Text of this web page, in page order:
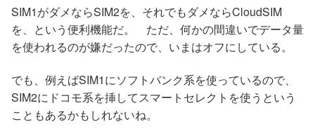
SIM1がダメならSIM2を、それでもダメならCloudSIM
を、という便利機能だ。 ただ、何かの間違いでデータ量
を使われるのが嫌だったので、いまはオフにしている。
でも、例えばSIM1にソフトバンク系を使っているので、
SIM2にドコモ系を挿してスマートセレクトを使うという
こともあるかもしれないね。